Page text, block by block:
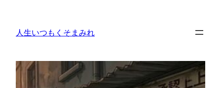
人生いつもくそまみれ